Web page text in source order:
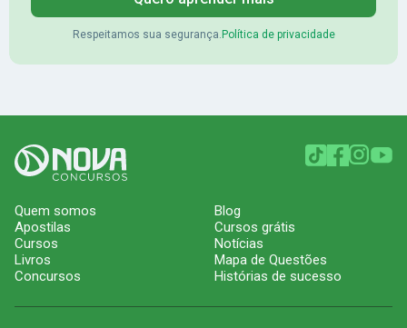
Respeitamos sua segurança. Política de privacidade
Quem somos
Apostilas
Cursos
Livros
Concursos
Blog
Cursos grátis
Notícias
Mapa de Questões
Histórias de sucesso